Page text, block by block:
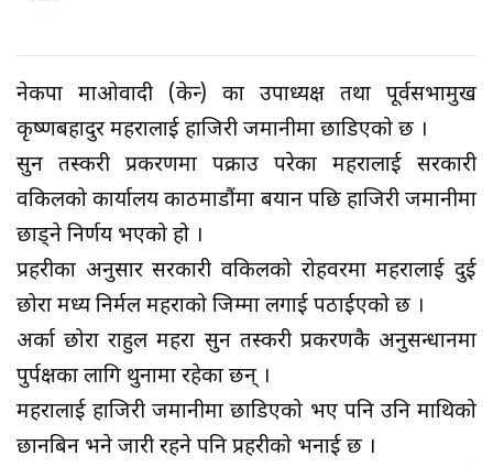
नेकपा माओवादी (केन्द्र) का उपाध्यक्ष तथा पूर्वसभामुख
कृष्णबहादुर महरालाई हाजिरी जमानीमा छाडिएको छ ।
सुन तस्करी प्रकरणमा पक्राउ परेका महरालाई सरकारी
वकिलको कार्यालय काठमाडौंमा बयान पछि हाजिरी जमानीमा
छाड्ने निर्णय भएको हो ।
प्रहरीका अनुसार सरकारी वकिलको रोहवरमा महरालाई दुई
छोरा मध्य निर्मल महराको जिम्मा लगाई पठाईएको छ ।
अर्का छोरा राहुल महरा सुन तस्करी प्रकरणकै अनुसन्धानमा
पुर्पक्षका लागि थुनामा रहेका छन् ।
महरालाई हाजिरी जमानीमा छाडिएको भए पनि उनि माथिको
छानबिन भने जारी रहने पनि प्रहरीको भनाई छ ।